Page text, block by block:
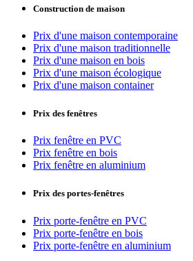
Construction de maison
Prix d'une maison contemporaine
Prix d'une maison traditionnelle
Prix d'une maison en bois
Prix d'une maison écologique
Prix d'une maison container
Prix des fenêtres
Prix fenêtre en PVC
Prix fenêtre en bois
Prix fenêtre en aluminium
Prix des portes-fenêtres
Prix porte-fenêtre en PVC
Prix porte-fenêtre en bois
Prix porte-fenêtre en aluminium